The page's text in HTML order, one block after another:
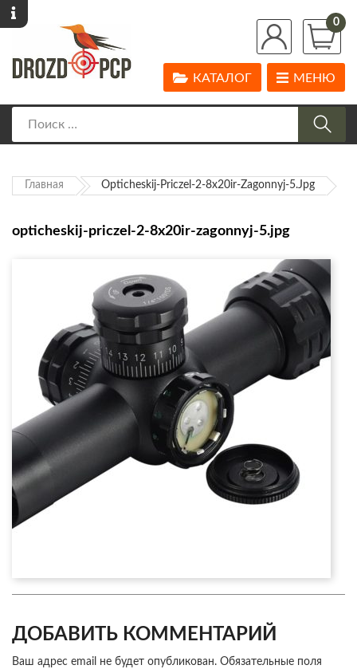
0
МЕНЮ
КАТАЛОГ
Главная Opticheskij-Priczel-2-8x20ir-Zagonnyj-5.jpg
opticheskij-priczel-2-8x20ir-zagonnyj-5.jpg
ДОБАВИТЬ КОММЕНТАРИЙ
Ваш адрес email не будет опубликован. Обязательные поля